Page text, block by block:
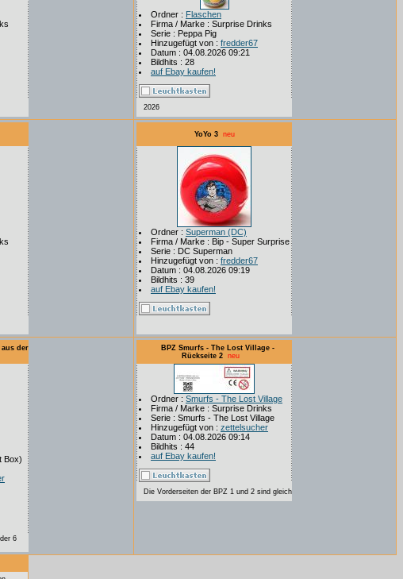
Ordner : Flaschen
Firma / Marke : Surprise Drinks
Serie : Peppa Pig
Hinzugefügt von : fredder67
Datum : 04.08.2026 09:21
Bildhits : 28
auf Ebay kaufen!
2026
YoYo 3 neu
Ordner : Superman (DC)
Firma / Marke : Bip - Super Surprise
Serie : DC Superman
Hinzugefügt von : fredder67
Datum : 04.08.2026 09:19
Bildhits : 39
auf Ebay kaufen!
der
Box)
6
BPZ Smurfs - The Lost Village -
Rückseite 2 neu
Ordner : Smurfs - The Lost Village
Firma / Marke : Surprise Drinks
Serie : Smurfs - The Lost Village
Hinzugefügt von : zettelsucher
Datum : 04.08.2026 09:14
Bildhits : 44
auf Ebay kaufen!
Die Vorderseiten der BPZ 1 und 2 sind gleich